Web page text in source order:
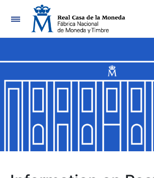
Navigation
Show/Hide
Show/Hide
Show/Hide